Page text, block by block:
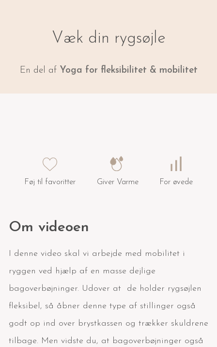
Væk din rygsøjle
En del af Yoga for fleksibilitet & mobilitet
Føj til favoritter Giver Varme For øvede
Om videoen
I denne video skal vi arbejde med mobilitet i
ryggen ved hjælp af en masse dejlige
bagoverbøjninger. Udover at de holder rygsøjlen
fleksibel, så åbner denne type af stillinger også
godt op ind over brystkassen og trækker skuldrene
tilbage. Men vidste du, at bagoverbøjninger også